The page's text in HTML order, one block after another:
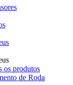
os produtos
de Roda